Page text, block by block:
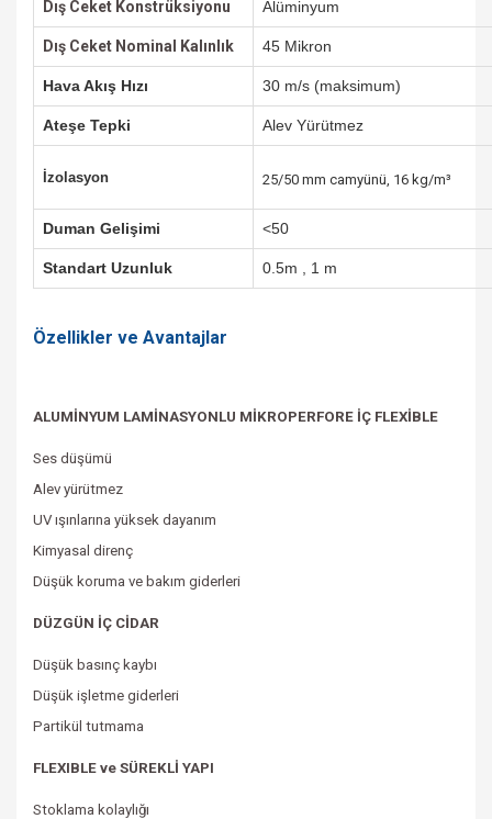
Dış Ceket Konstrüksiyonu Alüminyum
Dış Ceket Nominal Kalınlık 45 Mikron
Hava Akış Hızı 30 m/s (maksimum)
Ateşe Tepki Alev Yürütmez
İzolasyon 25/50 mm camyünü, 16 kg/m³
Duman Gelişimi <50
Standart Uzunluk 0.5m , 1 m
Özellikler ve Avantajlar
ALUMİNYUM LAMİNASYONLU MİKROPERFORE İÇ FLEXİBLE
Ses düşümü
Alev yürütmez
UV ışınlarına yüksek dayanım
Kimyasal direnç
Düşük koruma ve bakım giderleri
DÜZGÜN İÇ CİDAR
Düşük basınç kaybı
Düşük işletme giderleri
Partikül tutmama
FLEXIBLE ve SÜREKLİ YAPI
Stoklama kolaylığı